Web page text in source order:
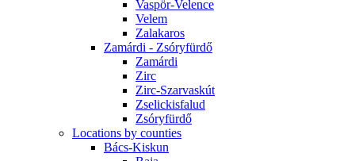
Vaspör-Velence
Velem
Zalakaros
Zamárdi - Zsóryfürdő
Zamárdi
Zirc
Zirc-Szarvaskút
Zselickisfalud
Zsóryfürdő
Locations by counties
Bács-Kiskun